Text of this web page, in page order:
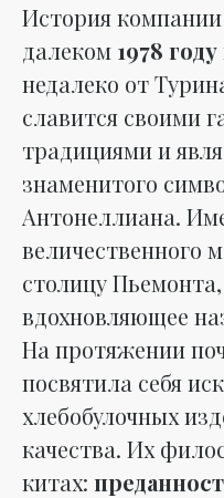
История компании
далеком 1978 году
недалеко от
славится своими
традициями и
знаменитого
Антонеллиана.
величественного
столицу
вдохновляющее
На протяжении
посвятила себя
хлебобулочных
качества. Их
китах: